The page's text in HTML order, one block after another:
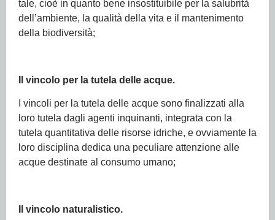
tale, cioè in quanto bene insostituibile per la salubrità
dell’ambiente, la qualità della vita e il mantenimento
della biodiversità;
Il vincolo per la tutela delle acque.
I vincoli per la tutela delle acque sono finalizzati alla
loro tutela dagli agenti inquinanti, integrata con la
tutela quantitativa delle risorse idriche, e ovviamente la
loro disciplina dedica una peculiare attenzione alle
acque destinate al consumo umano;
Il vincolo naturalistico.